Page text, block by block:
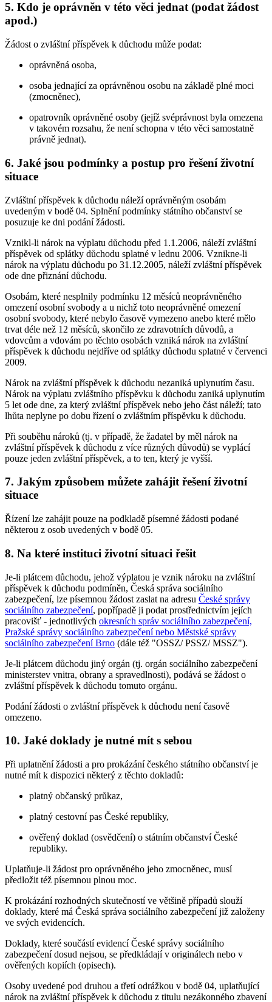
5. Kdo je oprávněn v této věci jednat (podat žádost
apod.)
Žádost o zvláštní příspěvek k důchodu může podat:
oprávněná osoba,
osoba jednající za oprávněnou osobu na základě plné moci
(zmocněnec),
opatrovník oprávněné osoby (jejíž svéprávnost byla omezena
v takovém rozsahu, že není schopna v této věci samostatně
právně jednat).
6. Jaké jsou podmínky a postup pro řešení životní
situace
Zvláštní příspěvek k důchodu náleží oprávněným osobám
uvedeným v bodě 04. Splnění podmínky státního občanství se
posuzuje ke dni podání žádosti.
Vznikl-li nárok na výplatu důchodu před 1.1.2006, náleží zvláštní
příspěvek od splátky důchodu splatné v lednu 2006. Vznikne-li
nárok na výplatu důchodu po 31.12.2005, náleží zvláštní příspěvek
ode dne přiznání důchodu.
Osobám, které nesplnily podmínku 12 měsíců neoprávněného
omezení osobní svobody a u nichž toto neoprávněné omezení
osobní svobody, které nebylo časově vymezeno anebo které mělo
trvat déle než 12 měsíců, skončilo ze zdravotních důvodů, a
vdovcům a vdovám po těchto osobách vzniká nárok na zvláštní
příspěvek k důchodu nejdříve od splátky důchodu splatné v červenci
2009.
Nárok na zvláštní příspěvek k důchodu nezaniká uplynutím času.
Nárok na výplatu zvláštního příspěvku k důchodu zaniká uplynutím
5 let ode dne, za který zvláštní příspěvek nebo jeho část náleží; tato
lhůta neplyne po dobu řízení o zvláštním příspěvku k důchodu.
Při souběhu nároků (tj. v případě, že žadatel by měl nárok na
zvláštní příspěvek k důchodu z více různých důvodů) se vyplácí
pouze jeden zvláštní příspěvek, a to ten, který je vyšší.
7. Jakým způsobem můžete zahájit řešení životní
situace
Řízení lze zahájit pouze na podkladě písemné žádosti podané
některou z osob uvedených v bodě 05.
8. Na které instituci životní situaci řešit
Je-li plátcem důchodu, jehož výplatou je vznik nároku na zvláštní
příspěvek k důchodu podmíněn, Česká správa sociálního
zabezpečení, lze písemnou žádost zaslat na adresu České správy
sociálního zabezpečení, popřípadě ji podat prostřednictvím jejích
pracovišť - jednotlivých okresních správ sociálního zabezpečení,
Pražské správy sociálního zabezpečení nebo Městské správy
sociálního zabezpečení Brno (dále též "OSSZ/ PSSZ/ MSSZ").
Je-li plátcem důchodu jiný orgán (tj. orgán sociálního zabezpečení
ministerstev vnitra, obrany a spravedlnosti), podává se žádost o
zvláštní příspěvek k důchodu tomuto orgánu.
Podání žádosti o zvláštní příspěvek k důchodu není časově
omezeno.
10. Jaké doklady je nutné mít s sebou
Při uplatnění žádosti a pro prokázání českého státního občanství je
nutné mít k dispozici některý z těchto dokladů:
platný občanský průkaz,
platný cestovní pas České republiky,
ověřený doklad (osvědčení) o státním občanství České
republiky.
Uplatňuje-li žádost pro oprávněného jeho zmocněnec, musí
předložit též písemnou plnou moc.
K prokázání rozhodných skutečností ve většině případů slouží
doklady, které má Česká správa sociálního zabezpečení již založeny
ve svých evidencích.
Doklady, které součástí evidencí České správy sociálního
zabezpečení dosud nejsou, se předkládají v originálech nebo v
ověřených kopiích (opisech).
Osoby uvedené pod druhou a třetí odrážkou v bodě 04, uplatňující
nárok na zvláštní příspěvek k důchodu z titulu nezákonného zbavení